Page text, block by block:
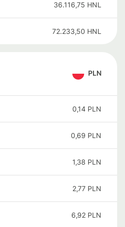
36.116,75 HNL
72.233,50 HNL
PLN
0,14 PLN
0,69 PLN
1,38 PLN
2,77 PLN
6,92 PLN